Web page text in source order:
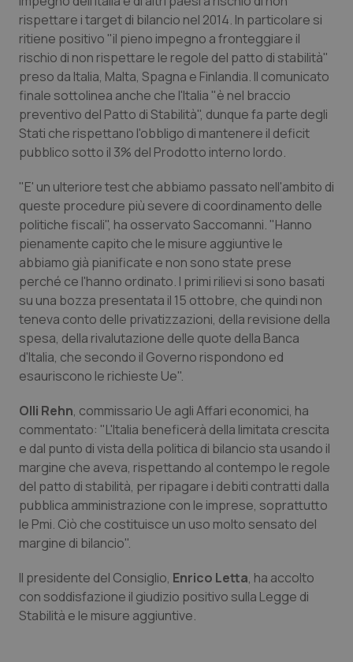
Provincia Autonoma di Bolzano
Provincia Autonoma di Trento
Puglia
Sardegna
Sicilia
Toscana
Umbria
Valle D’Aosta
Veneto
Infezioni & Febbre
Ipertensione & Scompenso
Malattie rare
Malattia di Crohn & Rettocolite Ulcerosa
Neuroscienze & patologie neurodegenerative
Obesità
Oftalmologia
Oncodermatologia
Oncoematologia
Psoriasi & pelle
Quotidiano Cardiologia
Quotidiano Chirurgia
Quotidiano Oncologia
Quotidiano Pediatria
rispettare i target di bilancio nel 2014. In particolare si
ritiene positivo "il pieno impegno a fronteggiare il
rischio di non rispettare le regole del patto di stabilità"
preso da Italia, Malta, Spagna e Finlandia. Il comunicato
finale sottolinea anche che l'Italia "è nel braccio
preventivo del Patto di Stabilità", dunque fa parte degli
Stati che rispettano l'obbligo di mantenere il deficit
pubblico sotto il 3% del Prodotto interno lordo.
"E' un ulteriore test che abbiamo passato nell'ambito di
queste procedure più severe di coordinamento delle
politiche fiscali", ha osservato Saccomanni. "Hanno
pienamente capito che le misure aggiuntive le
abbiamo già pianificate e non sono state prese
perché ce l'hanno ordinato. I primi rilievi si sono basati
su una bozza presentata il 15 ottobre, che quindi non
teneva conto delle privatizzazioni, della revisione della
spesa, della rivalutazione delle quote della Banca
d'Italia, che secondo il Governo rispondono ed
esauriscono le richieste Ue".
Olli Rehn, commissario Ue agli Affari economici, ha
commentato: "L'Italia beneficerà della limitata crescita
e dal punto di vista della politica di bilancio sta usando il
margine che aveva, rispettando al contempo le regole
del patto di stabilità, per ripagare i debiti contratti dalla
pubblica amministrazione con le imprese, soprattutto
le Pmi. Ciò che costituisce un uso molto sensato del
margine di bilancio".
Il presidente del Consiglio, Enrico Letta, ha accolto
con soddisfazione il giudizio positivo sulla Legge di
Stabilità e le misure aggiuntive.